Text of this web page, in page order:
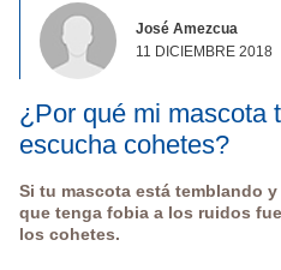
José Amezcua
11 DICIEMBRE 2018
¿Por qué mi mascota
escucha cohetes?
Si tu mascota está temblando
que tenga fobia a los ruidos
los cohetes.